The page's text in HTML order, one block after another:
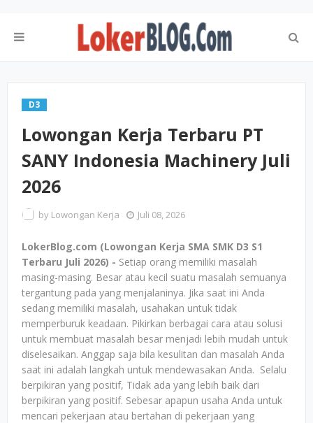
D3
Lowongan Kerja Terbaru PT
SANY Indonesia Machinery Juli
2026
by Lowongan Kerja Juli 08, 2026
LokerBlog.com (Lowongan Kerja SMA SMK D3 S1
Terbaru Juli 2026) - Setiap orang memiliki masalah
masing-masing. Besar atau kecil suatu masalah semuanya
tergantung pada yang menjalaninya. Jika saat ini Anda
sedang memiliki masalah, usahakan untuk tidak
memperburuk keadaan. Pikirkan berbagai cara atau solusi
untuk membuat masalah besar menjadi lebih mudah untuk
diselesaikan. Anggap saja bila kesulitan dan masalah Anda
saat ini adalah langkah untuk mendewasakan Anda. Selalu
berpikiran yang positif, Tidak ada yang lebih baik dari
berpikiran yang positif. Sebesar apapun usaha Anda untuk
mencari pekerjaan atau bertahan di pekerjaan yang